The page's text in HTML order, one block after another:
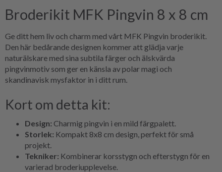
Broderikit MFK Pingvin 8 x 8 cm
Ge ditt hem liv och charm med vårt MFK Pingvin broderikit.
Den här bedårande designen kommer att glädja varje
naturälskare med sina subtila färger och älskvärda
pingvinmotiv som ger en känsla av polar magi och
skandinavisk mysfaktor in i ditt rum.
Kort om detta kit:
Design: Charmig pingvin i en mild färgpalett.
Storlek: Kompakt 8x8 cm design, perfekt för små
projekt.
Tekniker: Kombinerar korsstygn och efterstygn för en
varierad broderiupplevelse.